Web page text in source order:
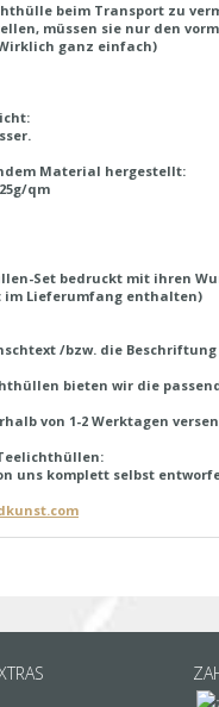
beim Transport zu
müssen sie nur den
ganz einfach)
Material hergestellt:
qm
Set bedruckt mit ihren
Lieferumfang enthalten)
/bzw. die
bieten wir die
von 1-2 Werktagen
uns komplett selbst